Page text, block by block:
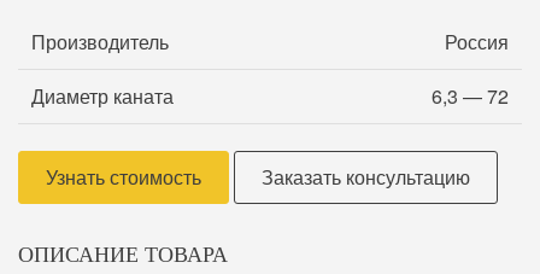
Производитель
Россия
Диаметр каната
6,3 — 72
Узнать стоимость Заказать консультацию
ОПИСАНИЕ ТОВАРА